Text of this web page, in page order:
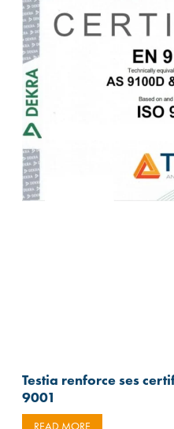
Testia renforce ses
9001
READ MORE